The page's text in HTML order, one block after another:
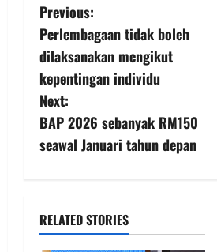
Previous:
Perlembagaan tidak boleh
dilaksanakan mengikut
kepentingan individu
Next:
BAP 2026 sebanyak RM150
seawal Januari tahun depan
RELATED STORIES